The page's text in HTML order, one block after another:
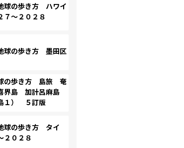
球の歩き方 ハワイ
～２０２８
球の歩き方 墨田区
の歩き方 島旅 奄
界島 加計呂麻島
１） ５訂版
球の歩き方 タイ
２０２８